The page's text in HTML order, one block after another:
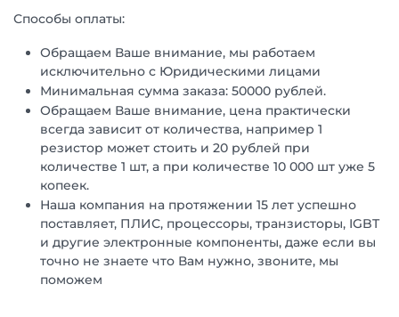
Способы оплаты:
Обращаем Ваше внимание, мы работаем
исключительно с Юридическими лицами
Минимальная сумма заказа: 50000 рублей.
Обращаем Ваше внимание, цена практически
всегда зависит от количества, например 1
резистор может стоить и 20 рублей при
количестве 1 шт, а при количестве 10 000 шт уже 5
копеек.
Наша компания на протяжении 15 лет успешно
поставляет, ПЛИС, процессоры, транзисторы, IGBT
и другие электронные компоненты, даже если вы
точно не знаете что Вам нужно, звоните, мы
поможем